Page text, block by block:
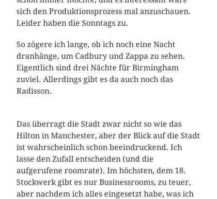
sich den Produktionsprozess mal anzuschauen.
Leider haben die Sonntags zu.
So zögere ich lange, ob ich noch eine Nacht
dranhänge, um Cadbury und Zappa zu sehen.
Eigentlich sind drei Nächte für Birmingham
zuviel. Allerdings gibt es da auch noch das
Radisson.
Das überragt die Stadt zwar nicht so wie das
Hilton in Manchester, aber der Blick auf die Stadt
ist wahrscheinlich schon beeindruckend. Ich
lasse den Zufall entscheiden (und die
aufgerufene roomrate). Im höchsten, dem 18.
Stockwerk gibt es nur Businessrooms, zu teuer,
aber nachdem ich alles eingesetzt habe, was ich